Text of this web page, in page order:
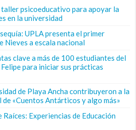
taller psicoeducativo para apoyar la
en la universidad
UPLA presenta el primer
a escala nacional
clave a más de 100 estudiantes del
para iniciar sus prácticas
de Playa Ancha contribuyeron a la
«Cuentos Antárticos y algo más»
Experiencias de Educación